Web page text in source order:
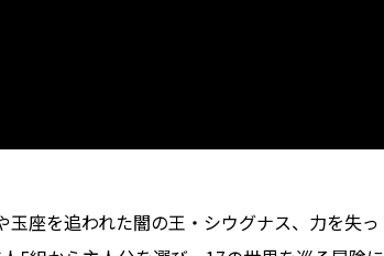
座を追われた闇の王・シウグナス、力を失っ